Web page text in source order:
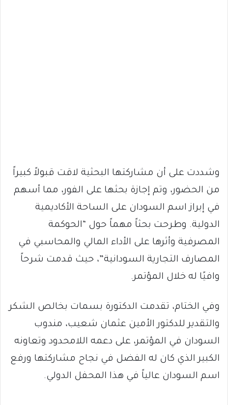
وشددت على أن مشاركتها البحثية لاقت قبولاً كبيراً
من الحضور، وتم إجازة بحثها على الفور، مما أسهم
في إبراز اسم السودان على الساحة الأكاديمية
الدولية. وطرحت بحثاً مهماً حول “الحوكمة
المصرفية وأثرها على الأداء المالي والمحاسبي في
المصارف التجارية السودانية”، حيث قدمت شرحاً
وافيًا له خلال المؤتمر.
وفي الختام، تقدمت الدكتورة بسمات بخالص الشكر
والتقدير للدكتور الأمين عثمان شعيب، مندوب
السودان في المؤتمر، على دعمه اللامحدود وتعاونه
الكبير الذي كان له الفضل في نجاح مشاركتها ورفع
اسم السودان عالياً في هذا المحفل الدولي.